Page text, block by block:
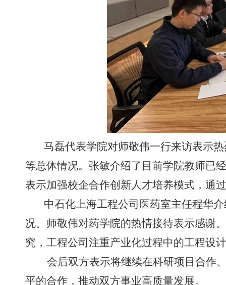
马磊代表学院对师敬伟一行来访表示
等总体情况。张敏介绍了目前学院教师已
表示加强校企合作创新人才培养模式，通
中石化上海工程公司医药室主任程华
况。师敬伟对药学院的热情接待表示感谢
究，工程公司注重产业化过程中的工程设
会后双方表示将继续在科研项目合作
平的合作，推动双方事业高质量发展。